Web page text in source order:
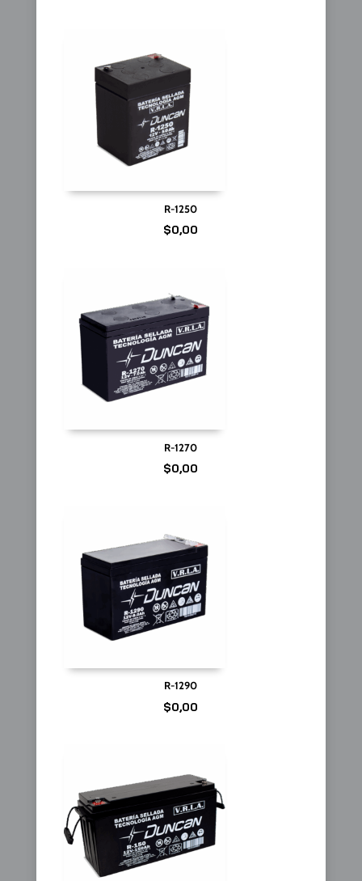
R-1250
$0,00
R-1270
$0,00
R-1290
$0,00